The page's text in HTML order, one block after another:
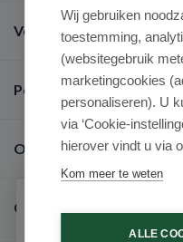
Veel gestelde vragen
Populaire merken
Over ons
Contact
Wij gebruiken
toestemming,
(websitegebruik
marketingcookies
personaliseren). U
via ‘Cookie-
hierover vindt u via
Kom meer te weten
ALLE
Schrijf je in